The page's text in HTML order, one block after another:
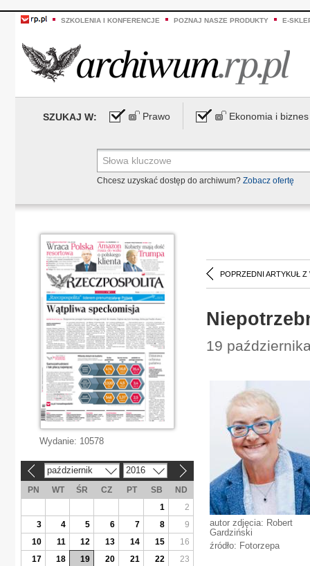
SZKOLENIA I KONFERENCJE POZNAJ NASZE PRODUKTY E-
SZUKAJ W: Prawo Ekonomia i biznes
Chcesz uzyskać dostęp do archiwum? Zobacz ofertę
POPRZEDNI ARTYKUŁ Z
19
autor zdjęcia: Robert
Gardziński
źródło: Fotorzepa
Wydanie: 10578
październik 2016
PN WT ŚR CZ PT SB
ND
1
2
3
4 5 6 7 8
9
10
11 12 13 14 15
16
17
18 19 20 21 22
23